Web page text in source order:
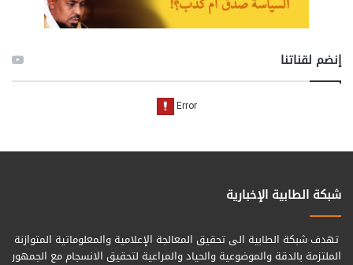
إنضم لقناتنا
شبكة الطابية الإخبارية
تهدف شبكة الطابية الى تحقيق المعالجة الإعلامية والمعلوماتية المتوازنة
الملتزمة بالدقة والموضوعية والحياد والمراعية لتحقيق الانسجام مع الجمهور